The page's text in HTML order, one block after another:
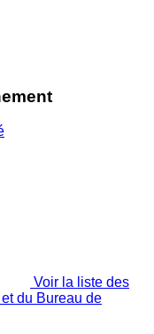
Voir la liste des
du Bureau de